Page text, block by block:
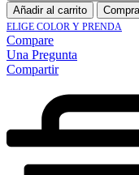
Añadir al carrito
ELIGE COLOR Y PRENDA
Compare
Una Pregunta
Compartir